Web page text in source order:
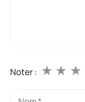
Noter : ★
★
★
Nom